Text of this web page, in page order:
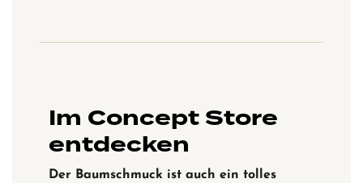
Im Concept Store
entdecken
Der Baumschmuck ist auch ein tolles